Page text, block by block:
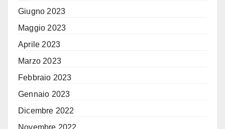
Giugno 2023
Maggio 2023
Aprile 2023
Marzo 2023
Febbraio 2023
Gennaio 2023
Dicembre 2022